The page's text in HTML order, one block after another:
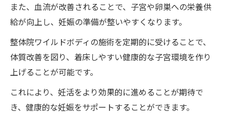
整体院ワイルドボディの施術が子宮冷えに
対する具体的な効果
徳島県で人気の高い整体院の選び方
自然妊娠を目指すための整体院ワイルドボ
ディの施術活用法
整整体院ワイルドボディの施術と東洋医学
の融合による妊活サポート
また、血流が改善されることで、子宮や卵巣への栄養供
給が向上し、妊娠の準備が整いやすくなります。
整体院ワイルドボディの施術を定期的に受けることで、
体質改善を図り、着床しやすい健康的な子宮環境を作り
上げることが可能です。
これにより、妊活をより効果的に進めることが期待で
き、健康的な妊娠をサポートすることができます。